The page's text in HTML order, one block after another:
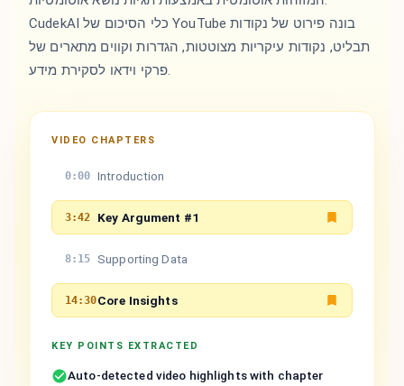
VIDEO CHAPTERS
0:00 Introduction
3:42 Key Argument #1
8:15 Supporting Data
14:30Core Insights
KEY POINTS EXTRACTED
Auto-detected video highlights with chapter
CudekAI כלי הסיכום של YouTube בונה פירוט של נקודות
תבליט, נקודות עיקריות מצוטטות, הגדרות וקווים מתארים של
פרקי וידאו לסקירת מידע.